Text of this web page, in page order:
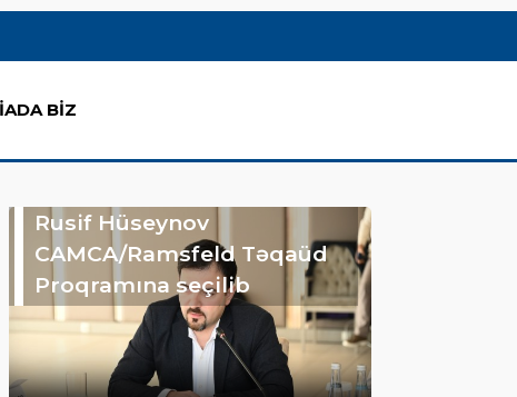
BİZ
Rusif Hüseynov
CAMCA/Ramsfeld Təqaüd
Proqramına seçilib